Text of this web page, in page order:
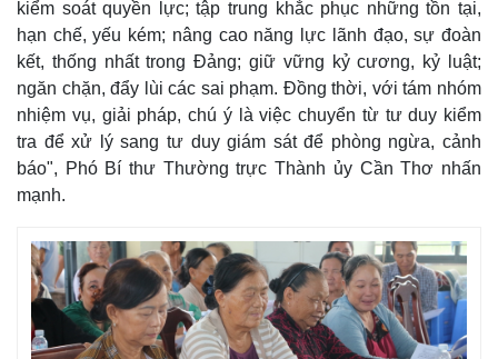
kiểm soát quyền lực; tập trung khắc phục những tồn tại,
hạn chế, yếu kém; nâng cao năng lực lãnh đạo, sự đoàn
kết, thống nhất trong Đảng; giữ vững kỷ cương, kỷ luật;
ngăn chặn, đẩy lùi các sai phạm. Đồng thời, với tám nhóm
nhiệm vụ, giải pháp, chú ý là việc chuyển từ tư duy kiểm
tra để xử lý sang tư duy giám sát để phòng ngừa, cảnh
báo", Phó Bí thư Thường trực Thành ủy Cần Thơ nhấn
mạnh.